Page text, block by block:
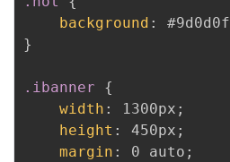
background : #9d0d0f
}
.ibanner
{
width : 1300px ;
height : 450px ;
margin : 0 auto ;